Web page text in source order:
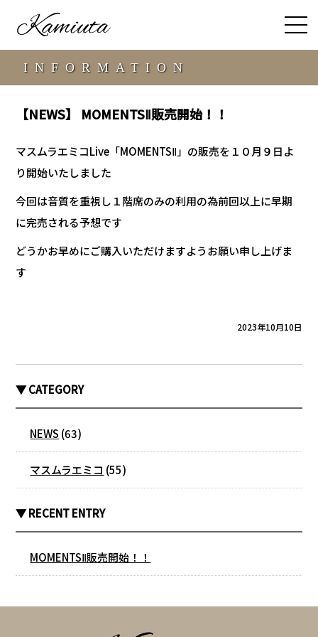
INFORMATION
【NEWS】 MOMENTSⅡ販売開始！！
マスムラエミコLive「MOMENTSⅡ」の販売を１０月９日よ
り開始いたしました
今回は音質を重視し１階席のみの利用の為前回以上に早期
に完売される予想です
どうかお早めにご購入いただけますようお願い申し上げま
す
2023年10月10日
▼ CATEGORY
NEWS (63)
マスムラエミコ (55)
▼ RECENT ENTRY
MOMENTSⅡ販売開始！！